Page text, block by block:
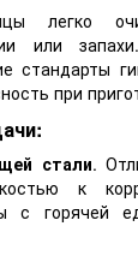
легко
или
стандарты
при
стали.
к
с горячей